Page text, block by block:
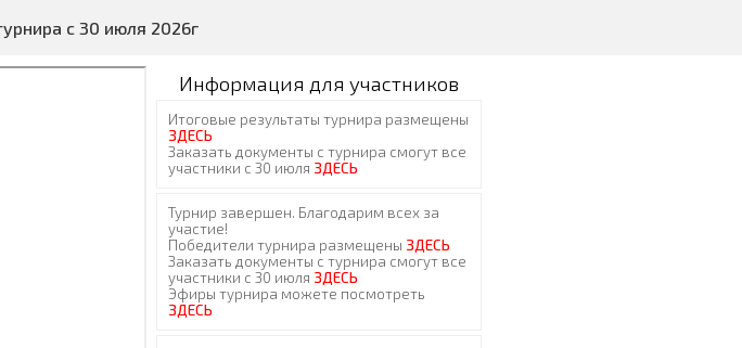
с 30 июля 2026г
Информация для участников